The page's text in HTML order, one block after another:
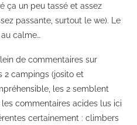
ça un peu tassé et assez
passante, surtout le we). Le
calme…
de commentaires sur
2 campings (josito et
les 2 semblent
commentaires acides lus ici
certainement : climbers